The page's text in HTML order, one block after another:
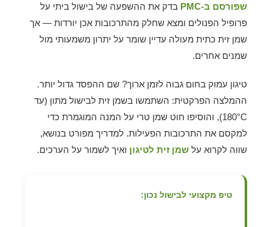
שפורסם ב-PMC
בדק את ההשפעה של בישול ביתי על
פרופיל הפנולים ומצא שחלק מהתרכובות אכן יורדות — אך
שמן זית כתית מעולה עדיין שומר על יתרון משמעותי מול
שמנים אחרים.
טיגון עמוק בחום גבוה לזמן ארוך? שם ההפסד גדול יותר.
ההמלצה הפרקטית: השתמשו בשמן זית לבישול מתון (עד
180°C), והוסיפו חוט שמן טרי על המנה המוגמרת כדי
למקסם את התרכובות הפעילות. למדריך מפורט בנושא,
שווה לקרוא על שמן זית לטיגון ואיך לשמור על הערכים.
טיפ מקצועי לבישול נכון: